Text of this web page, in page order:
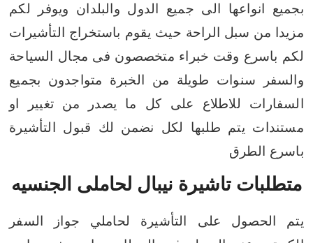
بجميع انواعها الى جميع الدول والبلدان ويوفر لكم
مزيدا من سبل الراحة حيث يقوم باستخراج التأشيرات
لكم باسرع وقت خبراء متخصصون فى مجال السياحة
والسفر سنوات طويلة من الخبرة متواجدون بجميع
السفارات للاطلاع على كل ما يصدر من تغيير او
مستندات يتم طلبها لكل نضمن لك قبول التأشيرة
باسرع الطرق
متطلبات تاشيرة نيبال لحاملى الجنسيه
يتم الحصول على التأشيرة لحاملي جواز السفر